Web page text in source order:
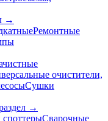
→
Ремонтные
очистители,
Сушки
→
cпоттерыСварочные